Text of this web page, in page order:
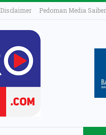
Disclaimer Pedoman Media Saiber